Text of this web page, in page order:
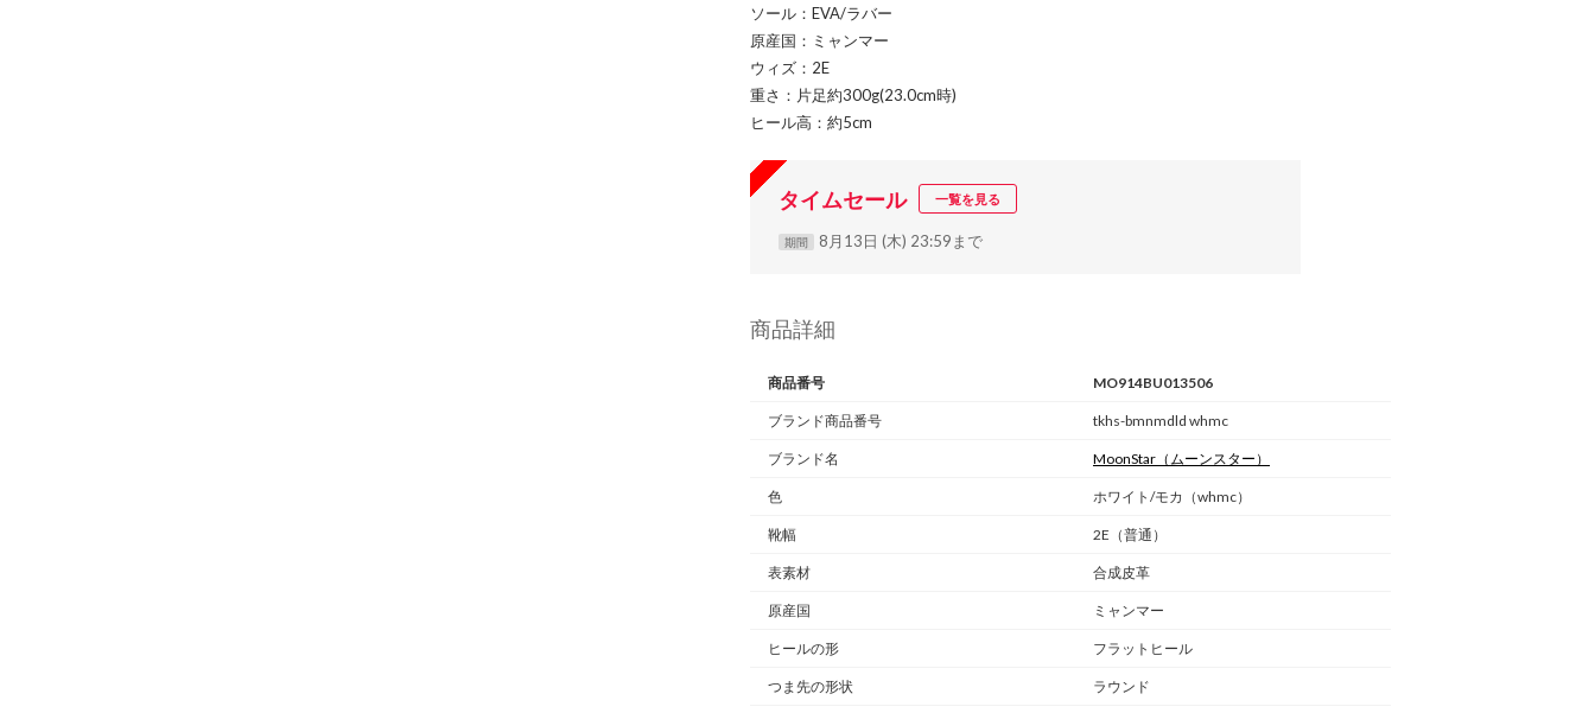
ソール：EVA/ラバー
原産国：ミャンマー
ウィズ：2E
重さ：片足約300g(23.0cm時)
ヒール高：約5cm
タイムセール 一覧を見る
期間 8月13日 (木) 23:59まで
商品詳細
商品番号 MO914BU013506
ブランド商品番号 tkhs-bmnmdld whmc
ブランド名 MoonStar （ムーンスター）
色 ホワイト/モカ（whmc）
靴幅 2E（普通）
表素材 合成皮革
原産国 ミャンマー
ヒールの形 フラットヒール
つま先の形状 ラウンド